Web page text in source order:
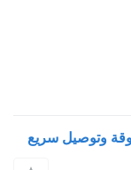
وتوصيل سريع